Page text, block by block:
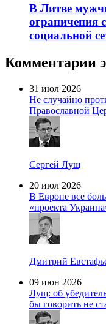
В Литве
ограничения
социальной
Комментарии
31 июл 2026
Не случайно
Православной
Сергей Лущ
20 июл 2026
В Европе все
«проекта
Дмитрий
09 июн 2026
Лущ: об
бы говорить не